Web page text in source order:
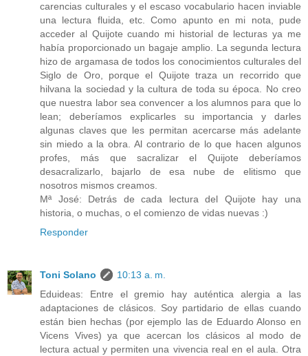
carencias culturales y el escaso vocabulario hacen inviable
una lectura fluida, etc. Como apunto en mi nota, pude
acceder al Quijote cuando mi historial de lecturas ya me
había proporcionado un bagaje amplio. La segunda lectura
hizo de argamasa de todos los conocimientos culturales del
Siglo de Oro, porque el Quijote traza un recorrido que
hilvana la sociedad y la cultura de toda su época. No creo
que nuestra labor sea convencer a los alumnos para que lo
lean; deberíamos explicarles su importancia y darles
algunas claves que les permitan acercarse más adelante
sin miedo a la obra. Al contrario de lo que hacen algunos
profes, más que sacralizar el Quijote deberíamos
desacralizarlo, bajarlo de esa nube de elitismo que
nosotros mismos creamos.
Mª José: Detrás de cada lectura del Quijote hay una
historia, o muchas, o el comienzo de vidas nuevas :)
Responder
Toni Solano
10:13 a. m.
Eduideas: Entre el gremio hay auténtica alergia a las
adaptaciones de clásicos. Soy partidario de ellas cuando
están bien hechas (por ejemplo las de Eduardo Alonso en
Vicens Vives) ya que acercan los clásicos al modo de
lectura actual y permiten una vivencia real en el aula. Otra